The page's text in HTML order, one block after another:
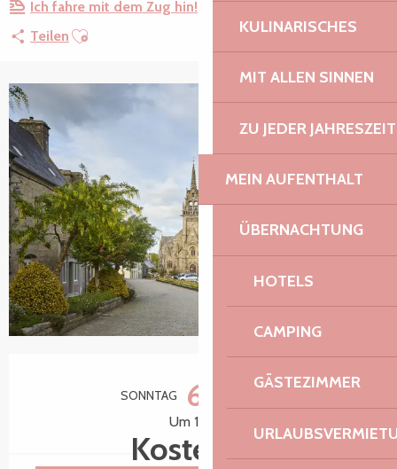
KULINARISCHES
MIT ALLEN SINNEN
ZU JEDER JAHRESZEIT
MEIN AUFENTHALT
ÜBERNACHTUNG
HOTELS
CAMPING
GÄSTEZIMMER
Ich fahre mit dem Zug hin!
Teilen Ajouter aux favoris
SONNTAG 6.
Um 17:00
Kostenlos